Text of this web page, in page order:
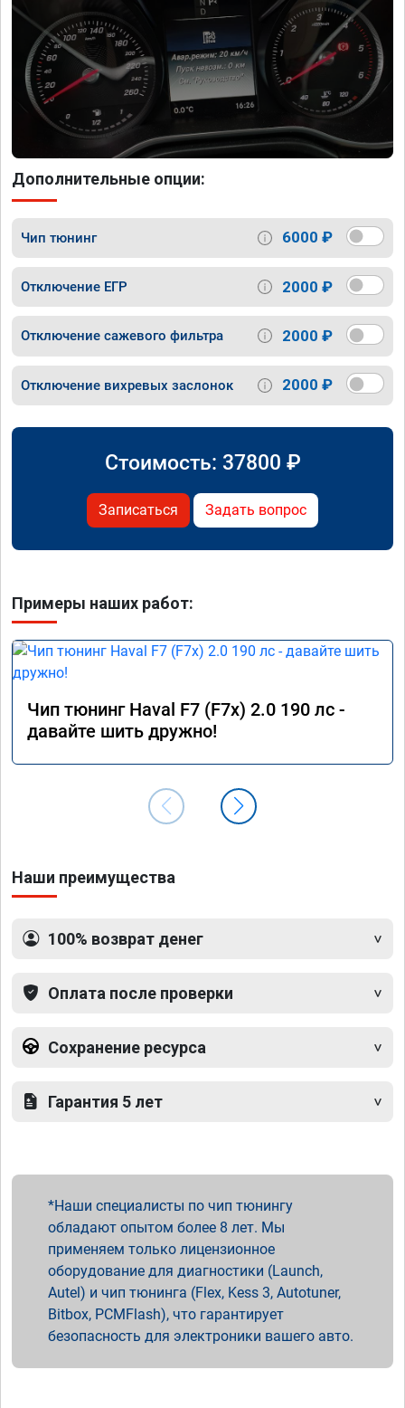
Дополнительные опции:
Чип тюнинг 6000 ₽
Отключение ЕГР 2000 ₽
Отключение сажевого фильтра 2000 ₽
Отключение вихревых заслонок 2000 ₽
Стоимость: 37800 ₽
Записаться Задать вопрос
Примеры наших работ:
Чип тюнинг Haval F7 (F7x) 2.0 190 лс -
давайте шить дружно!
Наши преимущества
100% возврат денег
Оплата после проверки
Сохранение ресурса
Гарантия 5 лет
Наши специалисты по чип тюнингу
обладают опытом более 8 лет. Мы
применяем только лицензионное
оборудование для диагностики (Launch,
Autel) и чип тюнинга (Flex, Kess 3, Autotuner,
Bitbox, PCMFlash), что гарантирует
безопасность для электроники вашего авто.